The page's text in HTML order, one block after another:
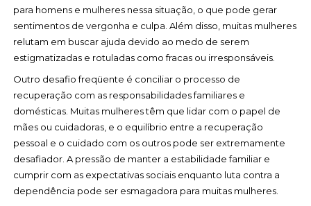
para homens e mulheres nessa situação, o que pode gerar
sentimentos de vergonha e culpa. Além disso, muitas mulheres
relutam em buscar ajuda devido ao medo de serem
estigmatizadas e rotuladas como fracas ou irresponsáveis.
Outro desafio freqüente é conciliar o processo de
recuperação com as responsabilidades familiares e
domésticas. Muitas mulheres têm que lidar com o papel de
mães ou cuidadoras, e o equilíbrio entre a recuperação
pessoal e o cuidado com os outros pode ser extremamente
desafiador. A pressão de manter a estabilidade familiar e
cumprir com as expectativas sociais enquanto luta contra a
dependência pode ser esmagadora para muitas mulheres.